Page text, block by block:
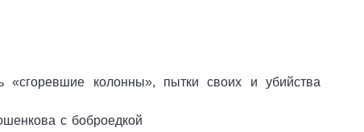
колонны», пытки своих и убийства
с боброедкой